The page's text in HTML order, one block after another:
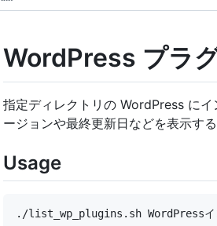
WordPress プラ
指定ディレクトリの WordPress に
ージョンや最終更新日などを表示する
Usage
./list_wp_plugins.sh WordPressイン